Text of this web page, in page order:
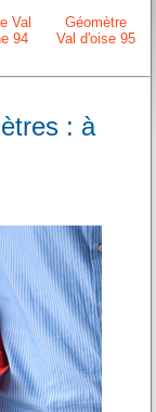
Val
94
Géomètre
Val d'oise 95
: à